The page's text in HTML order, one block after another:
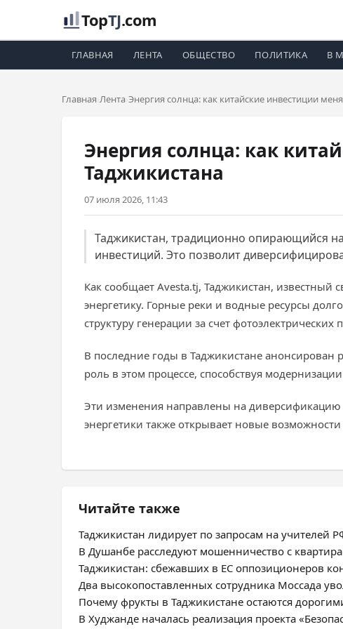
TopTJ.com
ГЛАВНАЯ ЛЕНТА ОБЩЕСТВО ПОЛИТИКА В
Главная Лента Энергия солнца: как китайские инвестиции
Энергия солнца: как
Таджикистана
07 июля 2026, 11:43
Таджикистан, традиционно опирающийся
инвестиций. Это позволит
Как сообщает Avesta.tj, Таджикистан,
энергетику. Горные реки и водные ресурсы
структуру генерации за счет фотоэлектрических
В последние годы в Таджикистане анонсирован
роль в этом процессе, способствуя
Эти изменения направлены на диверсификацию
энергетики также открывает новые
Читайте также
Таджикистан лидирует по запросам на учителей
В Душанбе расследуют мошенничество с
Таджикистан: сбежавших в ЕС оппозиционеров
Два высокопоставленных сотрудника Моссада
Почему фрукты в Таджикистане остаются
В Худжанде началась реализация проекта